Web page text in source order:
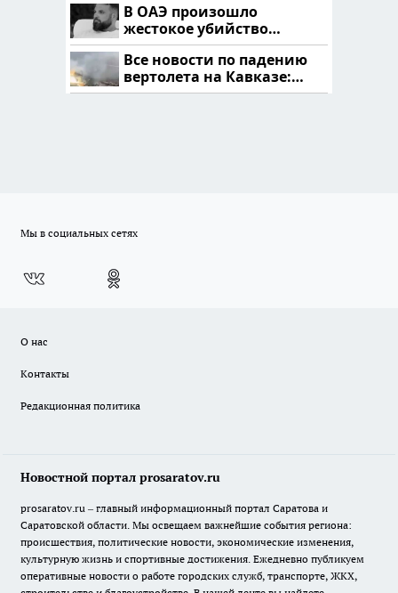
В ОАЭ произошло
жестокое убийство
криптомиллионера
Все новости по падению
вертолета на Кавказе:
читать здесь
Мы в социальных сетях
О нас
Контакты
Редакционная политика
Новостной портал prosaratov.ru
prosaratov.ru – главный информационный портал Саратова и
Саратовской области. Мы освещаем важнейшие события региона:
происшествия, политические новости, экономические изменения,
культурную жизнь и спортивные достижения. Ежедневно публикуем
оперативные новости о работе городских служб, транспорте, ЖКХ,